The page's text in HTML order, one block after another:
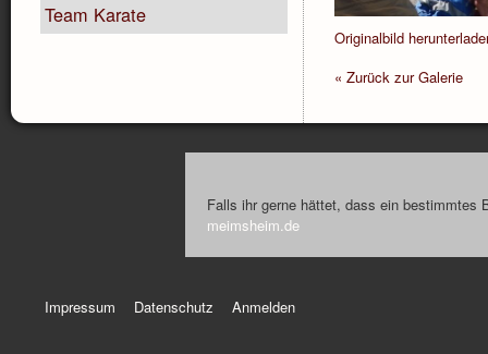
Team Karate
Originalbild
« Zurück zur Galerie
Falls ihr gerne hättet, dass ein
meimsheim.de
Impressum Datenschutz Anmelden